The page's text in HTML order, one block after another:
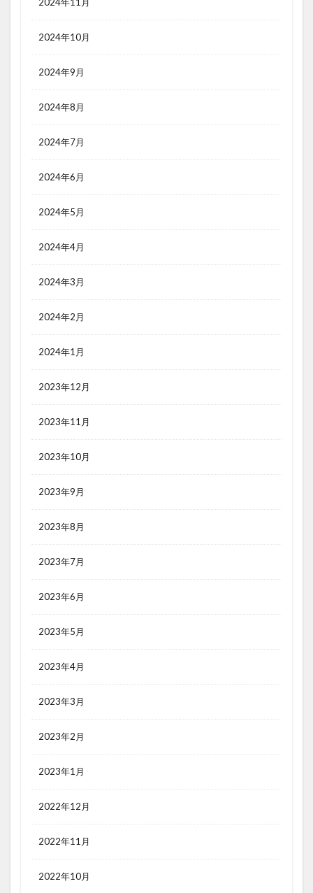
2024年10月
2024年9月
2024年8月
2024年7月
2024年6月
2024年5月
2024年4月
2024年3月
2024年2月
2024年1月
2023年12月
2023年11月
2023年10月
2023年9月
2023年8月
2023年7月
2023年6月
2023年5月
2023年4月
2023年3月
2023年2月
2023年1月
2022年12月
2022年11月
2022年10月